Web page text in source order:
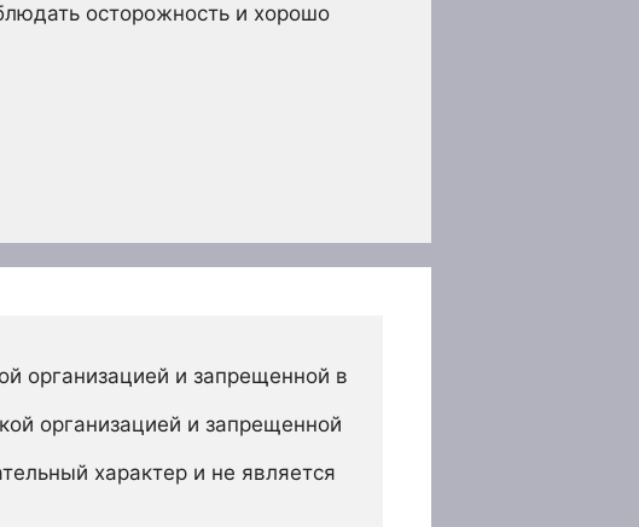
осторожность и хорошо
организацией и запрещенной в
организацией и запрещенной
характер и не является